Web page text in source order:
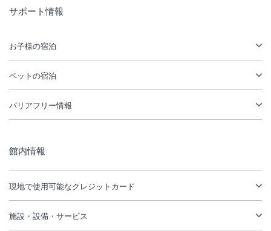
サポート情報
お子様の宿泊
ペットの宿泊
バリアフリー情報
館内情報
現地で使用可能なクレジットカード
施設・設備・サービス